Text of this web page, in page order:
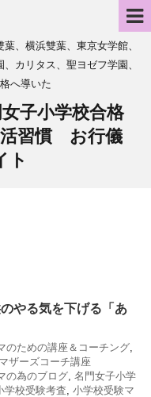
、横浜雙葉、東京女学館、
カリタス、聖ヨゼフ学園、
へ導いた
子小学校合格
習慣 お行儀
ト
やる気を下げる「あ
のための講座＆コーチング
マザーズコーチ講座
の為のブログ 名門女子小学
学校受験考査
小学校受験マ